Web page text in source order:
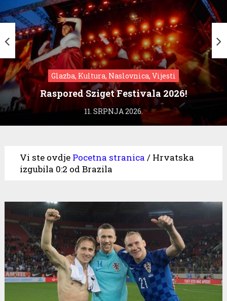
Glazba, Kultura, Naslovnica, Vijesti
Raspored Sziget Festivala 2026!
11. SRPNJA 2026.
Vi ste ovdje Pocetna stranica / Hrvatska
izgubila 0:2 od Brazila